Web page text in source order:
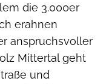
die 3.000er
erahnen
anspruchsvoller
Mittertal geht
und